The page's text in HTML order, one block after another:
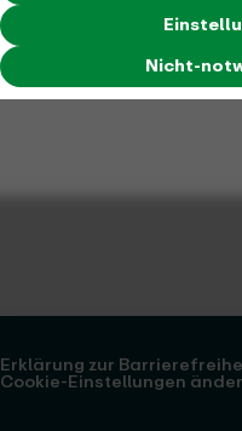
Nicht-
Erklärung zur
Cookie-Einstellungen